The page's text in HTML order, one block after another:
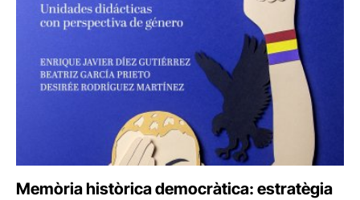
Memòria històrica democràtica: estratègia